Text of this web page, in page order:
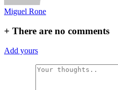
Miguel Rone
+ There are no comments
Add yours